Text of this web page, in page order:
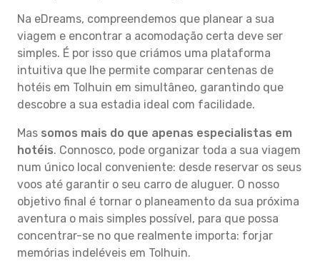
Na eDreams, compreendemos que planear a sua
viagem e encontrar a acomodação certa deve ser
simples. É por isso que criámos uma plataforma
intuitiva que lhe permite comparar centenas de
hotéis em Tolhuin em simultâneo, garantindo que
descobre a sua estadia ideal com facilidade.
Mas somos mais do que apenas especialistas em
hotéis. Connosco, pode organizar toda a sua viagem
num único local conveniente: desde reservar os seus
voos até garantir o seu carro de aluguer. O nosso
objetivo final é tornar o planeamento da sua próxima
aventura o mais simples possível, para que possa
concentrar-se no que realmente importa: forjar
memórias indeléveis em Tolhuin.